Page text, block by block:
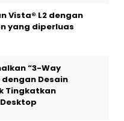
Vista® L2 dengan
yang diperluas
“3-Way
dengan Desain
Tingkatkan